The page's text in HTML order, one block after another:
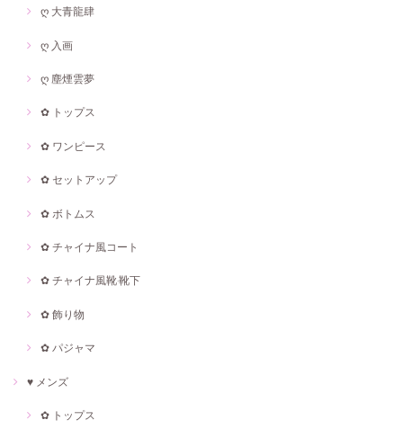
ღ 大青龍肆
ღ 入画
ღ 塵煙雲夢
✿ トップス
✿ ワンピース
✿ セットアップ
✿ ボトムス
✿ チャイナ風コート
✿ チャイナ風靴·靴下
✿ 飾り物
✿ パジャマ
♥ メンズ
✿ トップス